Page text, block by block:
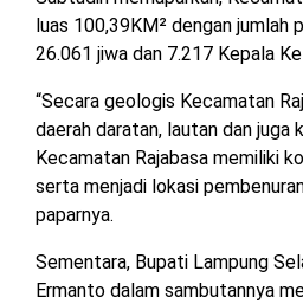
TULANG
TULANG
BAWANG
BARAT
DPRD
LAMPUNG
DPRD
MESUJI
DPRD
BARAT
luas 100,39KM² dengan jumlah
26.061 jiwa dan 7.217 Kepala
“Secara geologis Kecamatan
daerah daratan, lautan dan juga
Kecamatan Rajabasa memiliki
serta menjadi lokasi
paparnya.
Sementara, Bupati Lampung
Ermanto dalam sambutannya